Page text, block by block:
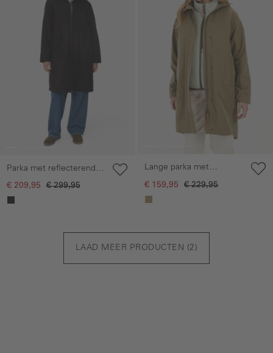
Parka met reflecterende
details
€ 209,95 € 299,95
Lange parka met
verstelbare taille
€ 159,95 € 229,95
LAAD MEER PRODUCTEN (2 )